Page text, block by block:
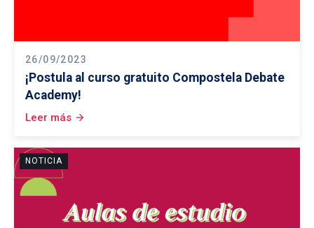
26/09/2023
¡Postula al curso gratuito Compostela Debate
Academy!
Leer más arrow_forward
NOTICIA